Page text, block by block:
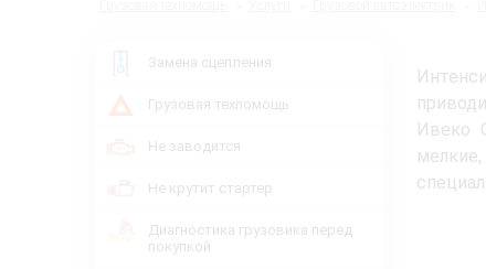
Замена сцепления
Грузовая техпомощь
Не заводится
Не крутит стартер
Диагностика грузовика перед
покупкой
Ивеко